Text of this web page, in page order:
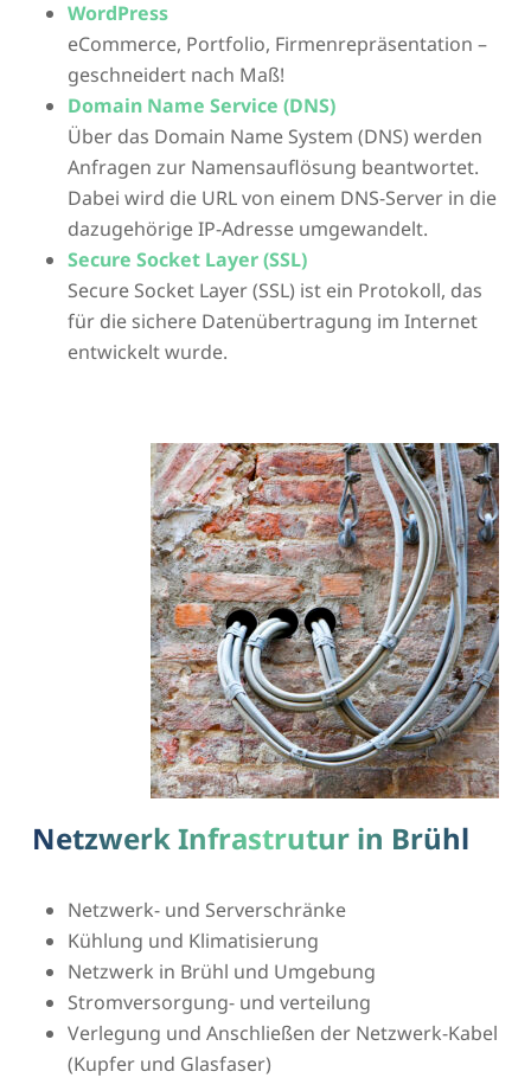
WordPress
eCommerce, Portfolio, Firmenrepräsentation –
geschneidert nach Maß!
Domain Name Service (DNS)
Über das Domain Name System (DNS) werden
Anfragen zur Namensauflösung beantwortet.
Dabei wird die URL von einem DNS-Server in die
dazugehörige IP-Adresse umgewandelt.
Secure Socket Layer (SSL)
Secure Socket Layer (SSL) ist ein Protokoll, das
für die sichere Datenübertragung im Internet
entwickelt wurde.
Netzwerk Infrastrutur in Brühl
Netzwerk- und Serverschränke
Kühlung und Klimatisierung
Netzwerk in Brühl und Umgebung
Stromversorgung- und verteilung
Verlegung und Anschließen der Netzwerk-Kabel
(Kupfer und Glasfaser)